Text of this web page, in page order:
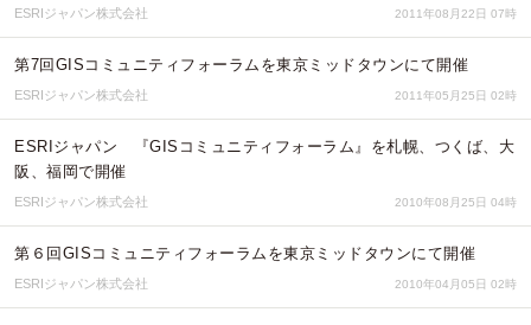
ESRIジャパン株式会社 2011年08月22日 07時
第7回GISコミュニティフォーラムを東京ミッドタウンにて開催
ESRIジャパン株式会社 2011年05月25日 02時
ESRIジャパン 『GISコミュニティフォーラム』を札幌、つくば、大
阪、福岡で開催
ESRIジャパン株式会社 2010年08月25日 04時
第６回GISコミュニティフォーラムを東京ミッドタウンにて開催
ESRIジャパン株式会社 2010年04月05日 02時